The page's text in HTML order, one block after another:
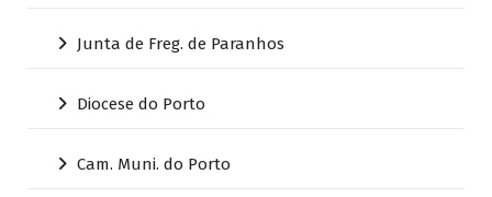
Junta de Freg. de Paranhos
Diocese do Porto
Cam. Muni. do Porto